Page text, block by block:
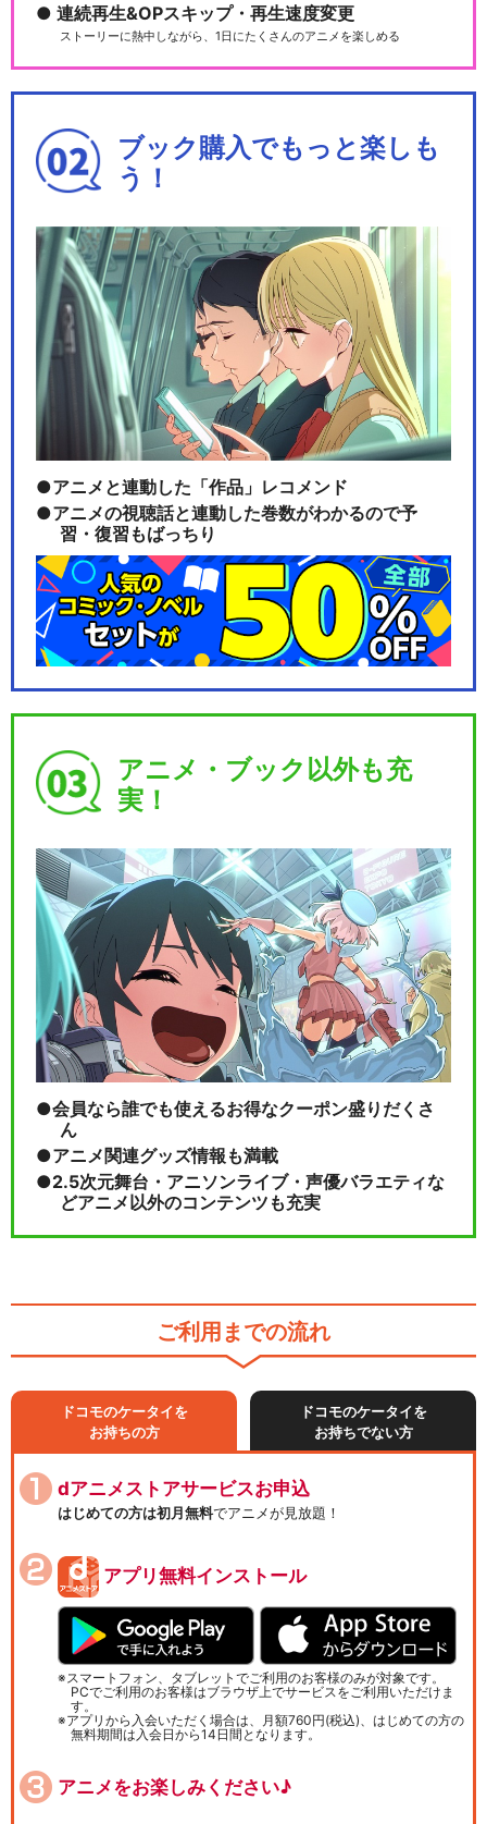
連続再生&OPスキップ・再生速度変更
ストーリーに熱中しながら、1日にたくさんのアニメを楽しめる
ブック購入でもっと楽しも
う！
アニメと連動した「作品」レコメンド
アニメの視聴話と連動した巻数がわかるので予
習・復習もばっちり
アニメ・ブック以外も充
実！
会員なら誰でも使えるお得なクーポン盛りだくさ
ん
アニメ関連グッズ情報も満載
2.5次元舞台・アニソンライブ・声優バラエティな
どアニメ以外のコンテンツも充実
ご利用までの流れ
ドコモのケータイを
お持ちの方
ドコモのケータイを
お持ちでない方
dアニメストアサービスお申込
はじめての方は初月無料でアニメが見放題！
アプリ無料インストール
スマートフォン、タブレットでご利用のお客様のみが対象です。
PCでご利用のお客様はブラウザ上でサービスをご利用いただけま
す。
アプリから入会いただく場合は、月額760円(税込)、はじめての方の
無料期間は入会日から14日間となります。
アニメをお楽しみください♪